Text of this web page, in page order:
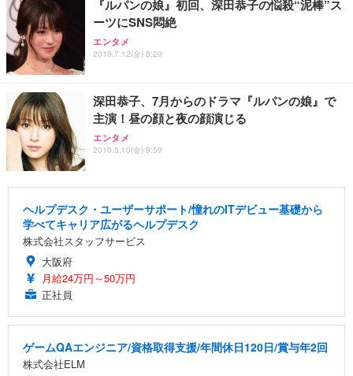
『ルパンの娘』初回、深田恭子の悩殺“泥棒”ス
ーツにSNS悶絶
エンタメ
2019.7.12(金) 8:20
深田恭子、7月からのドラマ『ルパンの娘』で
主演！昼の顔と夜の顔演じる
エンタメ
2019.5.10(金) 9:59
ヘルプデスク・ユーザーサポート/憧れのITデビュー基礎から
学べてキャリア広がるヘルプデスク
株式会社スタッフサービス
大阪府
月給24万円～50万円
正社員
ゲームQAエンジニア/資格取得支援/年間休日120日/賞与年2回
株式会社ELM